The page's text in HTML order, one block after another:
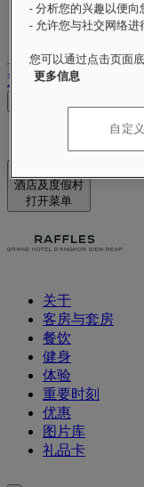
您的忠诚账户
退出
酒店及度假村
打开菜单
关于
客房与套房
餐饮
健身
体验
重要时刻
优惠
图片库
礼品卡
- 分析您的兴趣以便
- 允许您与社交网络进
您可以通过点击页面
更多信息
自定义